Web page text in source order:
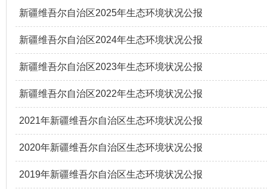
新疆维吾尔自治区2025年生态环境状况公报
新疆维吾尔自治区2024年生态环境状况公报
新疆维吾尔自治区2023年生态环境状况公报
新疆维吾尔自治区2022年生态环境状况公报
2021年新疆维吾尔自治区生态环境状况公报
2020年新疆维吾尔自治区生态环境状况公报
2019年新疆维吾尔自治区生态环境状况公报